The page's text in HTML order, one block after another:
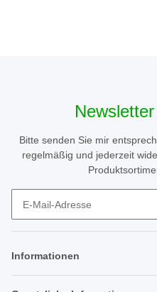
Bitte senden Sie mir
regelmäßig und jederzeit
Informationen